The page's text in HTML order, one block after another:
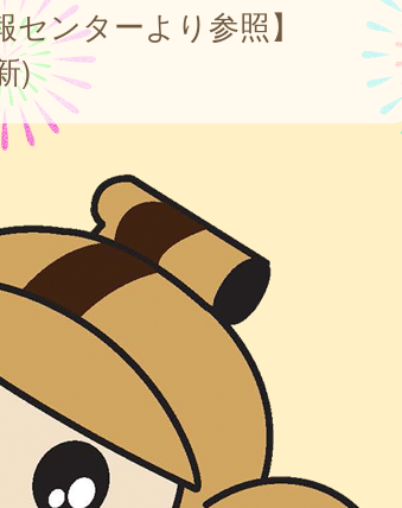
ンターより参照】
)